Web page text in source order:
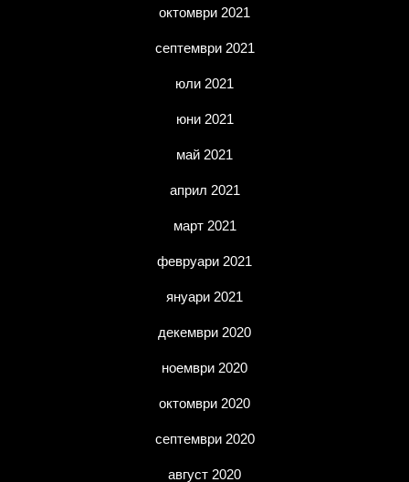
октомври 2021
септември 2021
юли 2021
юни 2021
май 2021
април 2021
март 2021
февруари 2021
януари 2021
декември 2020
ноември 2020
октомври 2020
септември 2020
август 2020